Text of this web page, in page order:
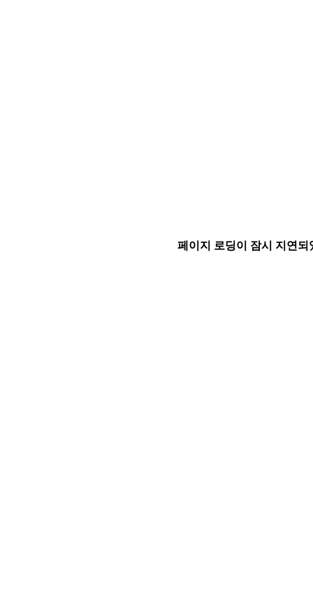
페이지 로딩이 잠시 지연